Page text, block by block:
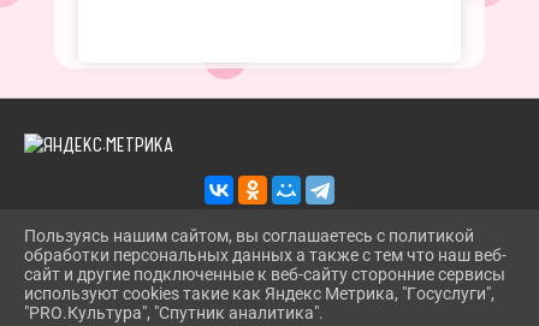
2026 Г. TROITSKBIBLIOTEKA.RU
ВХОД
КАРТА САЙТА
Пользуясь нашим сайтом, вы соглашаетесь с политикой
обработки персональных данных а также с тем что наш веб-
сайт и другие подключенные к веб-сайту сторонние сервисы
используют cookies такие как Яндекс Метрика, "Госуслуги",
"PRO.Культура", "Спутник аналитика".